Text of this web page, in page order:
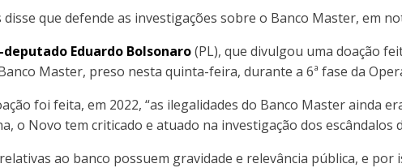
que defende as investigações sobre o Banco Master, em
Eduardo Bolsonaro(PL), que divulgou uma doação
Master, preso nesta quinta-feira, durante a 6ª fase da
foi feita, em 2022, “as ilegalidades do Banco Master ainda
o Novo tem criticado e atuado na investigação dos escândalos
ao banco possuem gravidade e relevância pública, e por